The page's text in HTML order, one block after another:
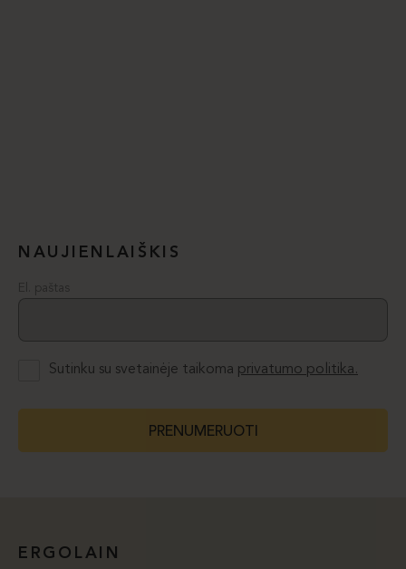
NAUJIENLAIŠKIS
El. paštas
Sutinku su svetainėje taikoma privatumo politika.
PRENUMERUOTI
ERGOLAIN